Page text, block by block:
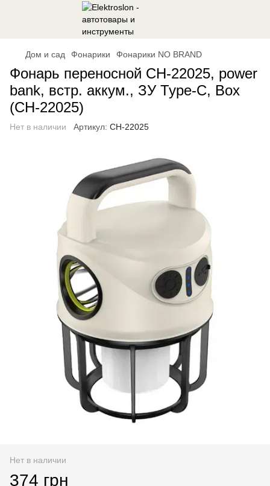
Дом и сад Фонарики Фонарики NO BRAND
Фонарь переносной CH-22025, power
bank, встр. аккум., ЗУ Type-C, Box
(CH-22025)
Нет в наличии Артикул: CH-22025
Нет в наличии
374 грн